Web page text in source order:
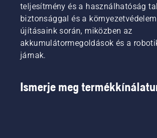
teljesítmény és a használhatóság
biztonsággal és a
újításaink során, miközben az
akkumulátormegoldások és a
járnak.
Ismerje meg